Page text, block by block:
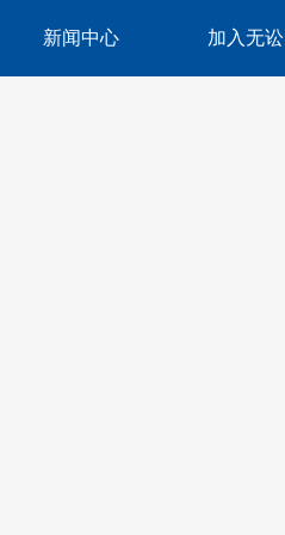
新闻中心 加入无讼